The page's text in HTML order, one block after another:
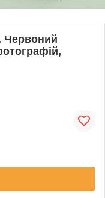
Червоний